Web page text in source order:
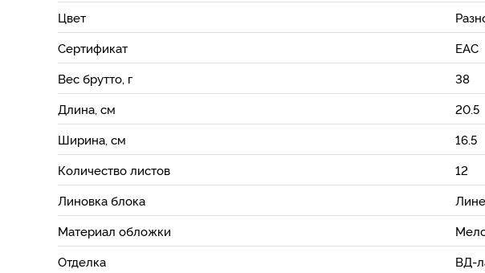
Цвет
Сертификат
ЕАС
Вес брутто, г
38
Длина, см
20.5
Ширина, см
16.5
Количество листов
12
Линовка блока
Материал обложки
Отделка
ВД-